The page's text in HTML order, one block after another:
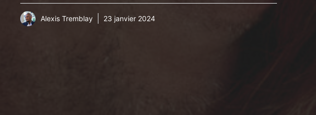
Alexis Tremblay 23 janvier 2024